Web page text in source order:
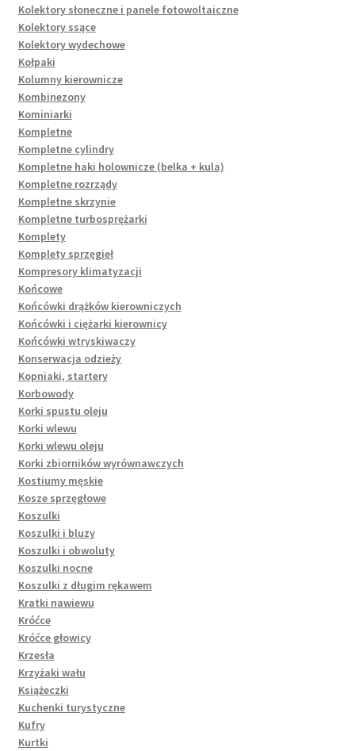
Kolektory słoneczne i panele fotowoltaiczne
Kolektory ssące
Kolektory wydechowe
Kołpaki
Kolumny kierownicze
Kombinezony
Kominiarki
Kompletne
Kompletne cylindry
Kompletne haki holownicze (belka + kula)
Kompletne rozrządy
Kompletne skrzynie
Kompletne turbosprężarki
Komplety
Komplety sprzęgieł
Kompresory klimatyzacji
Końcowe
Końcówki drążków kierowniczych
Końcówki i ciężarki kierownicy
Końcówki wtryskiwaczy
Konserwacja odzieży
Kopniaki, startery
Korbowody
Korki spustu oleju
Korki wlewu
Korki wlewu oleju
Korki zbiorników wyrównawczych
Kostiumy męskie
Kosze sprzęgłowe
Koszulki
Koszulki i bluzy
Koszulki i obwoluty
Koszulki nocne
Koszulki z długim rękawem
Kratki nawiewu
Króćce
Króćce głowicy
Krzesła
Krzyżaki wału
Książeczki
Kuchenki turystyczne
Kufry
Kurtki